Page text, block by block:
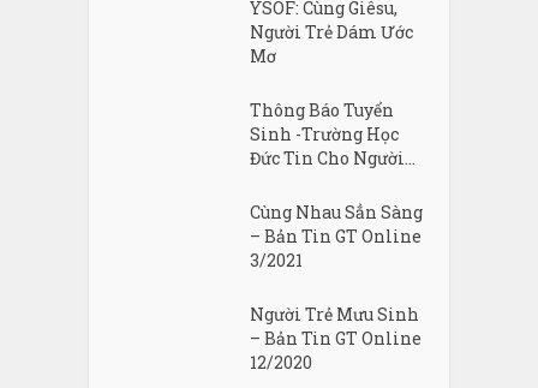
YSOF: Cùng Giêsu,
Người Trẻ Dám Ước
Mơ
Thông Báo Tuyển
Sinh -Trường Học
Đức Tin Cho Người...
Cùng Nhau Sẳn Sàng
– Bản Tin GT Online
3/2021
Người Trẻ Mưu Sinh
– Bản Tin GT Online
12/2020